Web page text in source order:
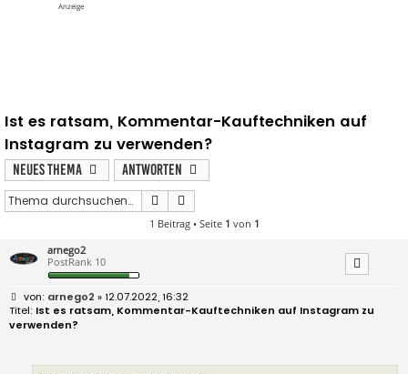
Anzeige
Ist es ratsam, Kommentar-Kauftechniken auf
Instagram zu verwenden?
Neues Thema
Antworten
Suche
1 Beitrag • Seite 1 von 1
arnego2
PostRank 10
B
e
i
t
arnego2 » 12.07.2022, 16:32
Ist es ratsam, Kommentar-Kauftechniken auf Instagram zu
verwenden?